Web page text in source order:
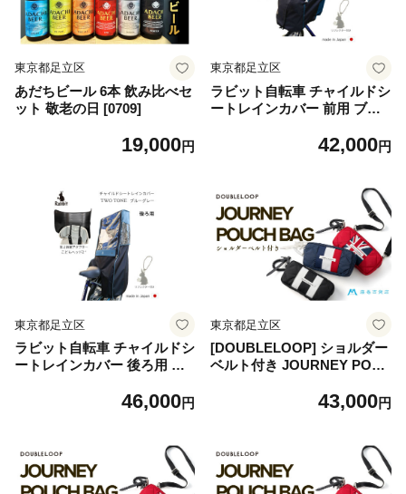
東京都足立区
あだちビール 6本 飲み比べセ
ット 敬老の日 [0709]
19,000円
東京都足立区
ラビット自転車 チャイルドシ
ートレインカバー 前用 ブル
型・あと付け型 対応】ヘッド
42,000円
東京都足立区
ラビット自転車 チャイルドシ
ートレインカバー 後ろ用 ブ
46,000円
東京都足立区
[DOUBLELOOP] ショルダー
ベルト付き JOURNEY POU
｜藤巻百貨店 ショルダーバッ
43,000円